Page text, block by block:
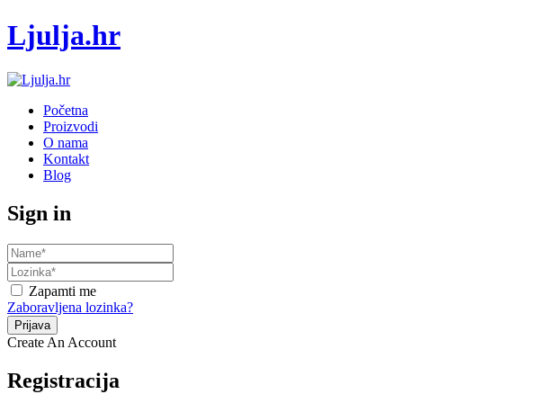
Ljulja.hr
Početna
Proizvodi
O nama
Kontakt
Blog
Sign in
Zapamti me
Zaboravljena lozinka?
Create An Account
Registracija